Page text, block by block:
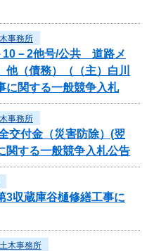
事務所
10－2他号/公共 道路メ
（債務）（（主）白川
に関する一般競争入札
事務所
交付金（災害防除）(翌
関する一般競争入札公告
3収蔵庫谷樋修繕工事に
木事務所